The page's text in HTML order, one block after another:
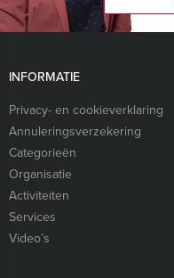
INFORMATIE
Privacy- en cookieverklaring
Annuleringsverzekering
Categorieën
Organisatie
Activiteiten
Services
Video’s